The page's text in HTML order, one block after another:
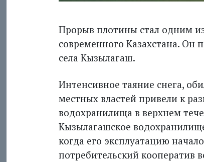
Прорыв плотины стал одним
современного Казахстана. Он
села Кызыл­агаш.
Интенсивное таяние снега,
местных властей привели к
водохранилища в верхнем
Кызылагашское
когда его эксплуатацию
потребительский кооператив